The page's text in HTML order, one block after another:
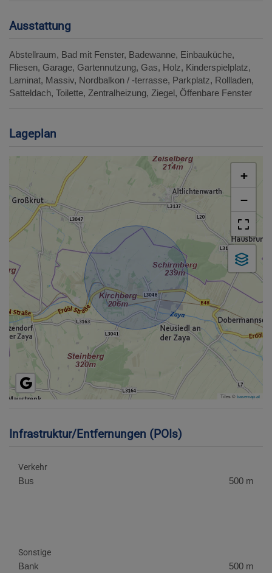
Ausstattung
Abstellraum Bad mit Fenster Badewanne Einbauküche
Fliesen Garage Gartennutzung Gas Holz Kinderspielplatz
Laminat Massiv Nordbalkon / -terrasse Parkplatz Rollladen
Satteldach Toilette Zentralheizung Ziegel Öffenbare Fenster
Lageplan
+
−
Tiles ©basemap.at
Infrastruktur/Entfernungen (POIs)
Verkehr
Bus 500 m
Sonstige
Bank
500 m